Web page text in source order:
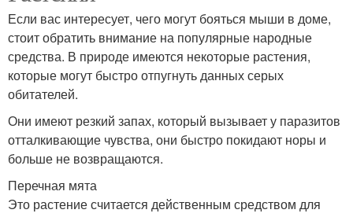
Спирт для сада Спирт для цветов
Если вас интересует, чего могут бояться мыши в доме,
стоит обратить внимание на популярные народные
средства. В природе имеются некоторые растения,
которые могут быстро отпугнуть данных серых
обитателей.
Они имеют резкий запах, который вызывает у паразитов
отталкивающие чувства, они быстро покидают норы и
больше не возвращаются.
Перечная мята
Это растение считается действенным средством для